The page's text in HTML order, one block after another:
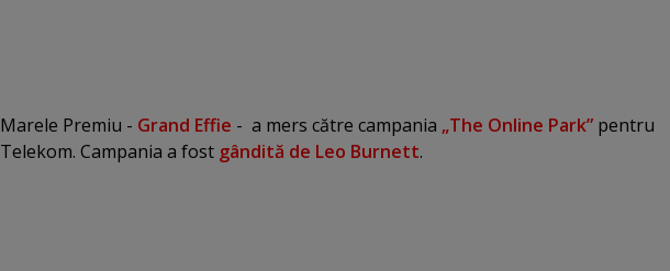
Marele Premiu - Grand Effie - a mers către campania „The Online Park” pentru
Telekom. Campania a fost gândită de Leo Burnett.